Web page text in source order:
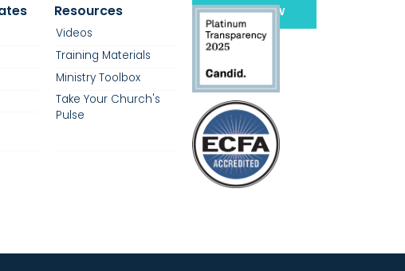
Resources
Videos
Training Materials
Ministry Toolbox
Take Your Church's
Pulse
Give Now